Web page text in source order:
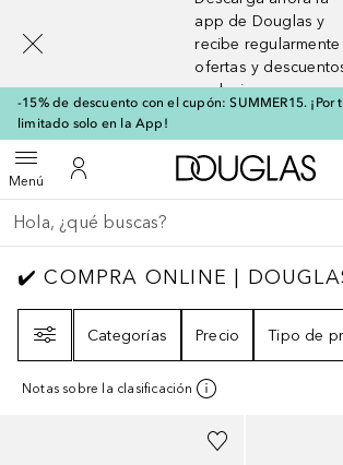
app de Douglas y
recibe regularmente
ofertas y
exclusivos
-15% de descuento con el cupón: SUMMER15. ¡Por
limitado solo en la App!
MenúAbrir menúMi cuenta
A
Regresar
Ejecutar búsqueda
✔️ COMPRA ONLINE |
✔️ COMPRA ONLINE |
Categorías
Precio Tipo de
Notas sobre la clasificación
[navigation.slideout.screenreader]